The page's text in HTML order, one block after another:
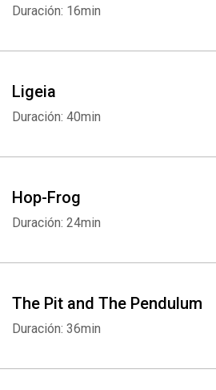
Duración: 16min
Ligeia
Duración: 40min
Hop-Frog
Duración: 24min
The Pit and The Pendulum
Duración: 36min